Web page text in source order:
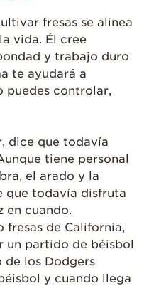
fresas se alinea
vida. Él cree
y trabajo duro
te ayudará a
puedes controlar,
dice que todavía
tiene personal
el arado y la
que todavía disfruta
en cuando.
fresas de California,
un partido de béisbol
de los Dodgers
y cuando llega